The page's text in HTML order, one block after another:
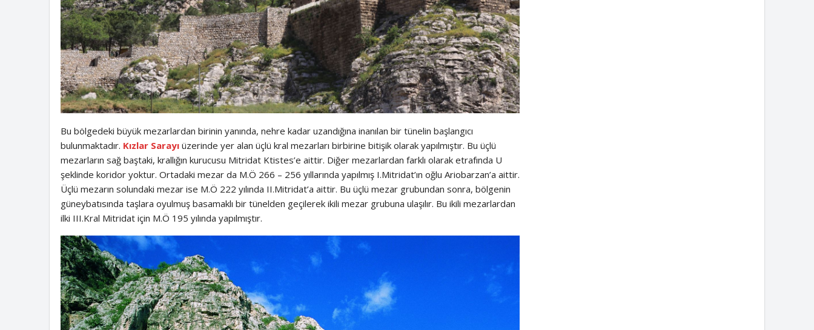
Bu bölgedeki büyük mezarlardan birinin yanında, nehre kadar uzandığına inanılan bir tünelin başlangıcı
bulunmaktadır. Kızlar Sarayıüzerinde yer alan üçlü kral mezarları birbirine bitişik olarak yapılmıştır. Bu üçlü
mezarların sağ baştaki, krallığın kurucusu Mitridat Ktistes’e aittir. Diğer mezarlardan farklı olarak etrafında U
şeklinde koridor yoktur. Ortadaki mezar da M.Ö 266 – 256 yıllarında yapılmış I.Mitridat’ın oğlu Ariobarzan’a aittir.
Üçlü mezarın solundaki mezar ise M.Ö 222 yılında II.Mitridat’a aittir. Bu üçlü mezar grubundan sonra, bölgenin
güneybatısında taşlara oyulmuş basamaklı bir tünelden geçilerek ikili mezar grubuna ulaşılır. Bu ikili mezarlardan
ilki III.Kral Mitridat için M.Ö 195 yılında yapılmıştır.